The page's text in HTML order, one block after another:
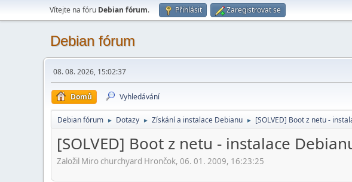
Vítejte na fóru Debian fórum. Přihlásit Zaregistrovat se
Debian fórum
08. 08. 2026, 15:02:37
Domů Vyhledávání
Debian fórum ► Dotazy ► Získání a instalace Debianu ► [SOLVED] Boot z netu -
[SOLVED] Boot z netu - instalace
Založil Miro churchyard Hrončok, 06. 01. 2009, 16:23:25